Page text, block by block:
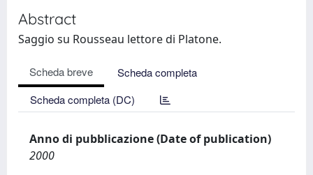
Abstract
Saggio su Rousseau lettore di Platone.
Scheda breve
Scheda completa
Scheda completa (DC)
Anno di pubblicazione (Date of publication)
2000